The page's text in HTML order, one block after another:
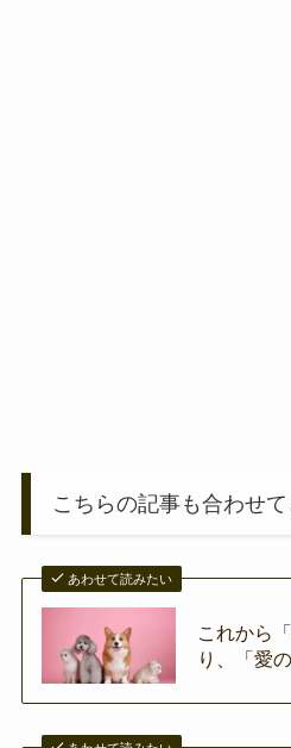
こちらの記事も合わせ
あわせて読みたい
これから
り、「愛